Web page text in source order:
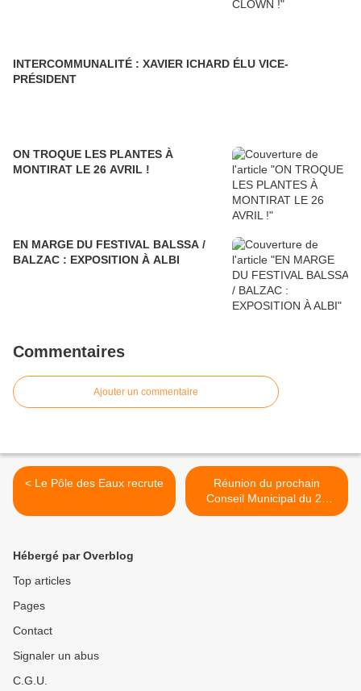
INTERCOMMUNALITÉ : XAVIER ICHARD ÉLU VICE-
PRÉSIDENT
ON TROQUE LES PLANTES À
MONTIRAT LE 26 AVRIL !
EN MARGE DU FESTIVAL BALSSA /
BALZAC : EXPOSITION À ALBI
Commentaires
Ajouter un commentaire
< Le Pôle des Eaux recrute
Réunion du prochain
Conseil Municipal du 27
février 2026 >
Hébergé par Overblog
Top articles
Pages
Contact
Signaler un abus
C.G.U.